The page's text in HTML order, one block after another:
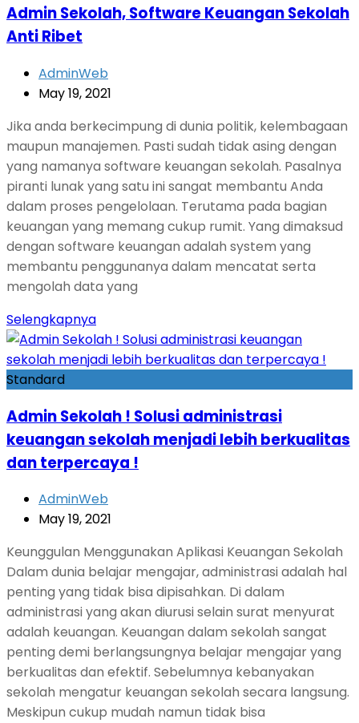
Admin Sekolah, Software Keuangan Sekolah
Anti Ribet
AdminWeb
May 19, 2021
Jika anda berkecimpung di dunia politik, kelembagaan
maupun manajemen. Pasti sudah tidak asing dengan
yang namanya software keuangan sekolah. Pasalnya
piranti lunak yang satu ini sangat membantu Anda
dalam proses pengelolaan. Terutama pada bagian
keuangan yang memang cukup rumit. Yang dimaksud
dengan software keuangan adalah system yang
membantu penggunanya dalam mencatat serta
mengolah data yang
Selengkapnya
Standard
Admin Sekolah ! Solusi administrasi
keuangan sekolah menjadi lebih berkualitas
dan terpercaya !
AdminWeb
May 19, 2021
Keunggulan Menggunakan Aplikasi Keuangan Sekolah
Dalam dunia belajar mengajar, administrasi adalah hal
penting yang tidak bisa dipisahkan. Di dalam
administrasi yang akan diurusi selain surat menyurat
adalah keuangan. Keuangan dalam sekolah sangat
penting demi berlangsungnya belajar mengajar yang
berkualitas dan efektif. Sebelumnya kebanyakan
sekolah mengatur keuangan sekolah secara langsung.
Meskipun cukup mudah namun tidak bisa